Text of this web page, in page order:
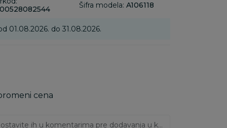
Šifra modela: A106118
01.08.2026. do 31.08.2026.
cena
Ukoliko imate napomene, ostavite ih u komentarima pre dodavanja u korpu: